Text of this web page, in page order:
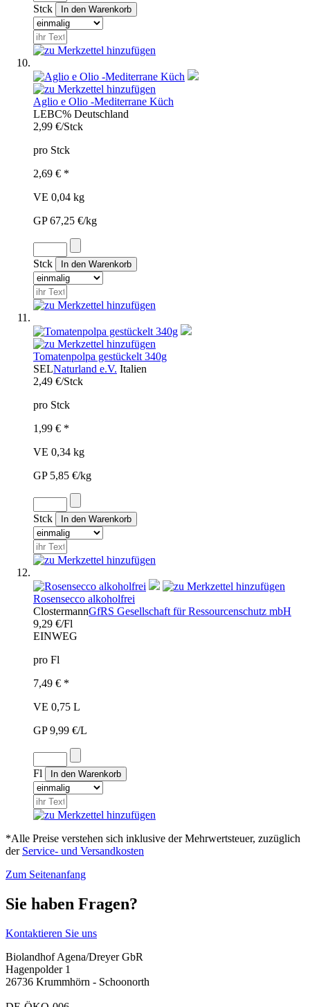
Stck
Aglio e Olio -Mediterrane Küch
LEBC% Deutschland
2,99 €/Stck
pro Stck
2,69 € *
VE 0,04 kg
GP 67,25 €/kg
Stck
Tomatenpolpa gestückelt 340g
SELNaturland e.V. Italien
2,49 €/Stck
pro Stck
1,99 € *
VE 0,34 kg
GP 5,85 €/kg
Stck
Rosensecco alkoholfrei
ClostermannGfRS Gesellschaft für Ressourcenschutz mbH
9,29 €/Fl
EINWEG
pro Fl
7,49 € *
VE 0,75 L
GP 9,99 €/L
Fl
*Alle Preise verstehen sich inklusive der Mehrwertsteuer, zuzüglich
der Service- und Versandkosten
Zum Seitenanfang
Sie haben Fragen?
Kontaktieren Sie uns
Biolandhof Agena/Dreyer GbR
Hagenpolder 1
26736 Krummhörn - Schoonorth